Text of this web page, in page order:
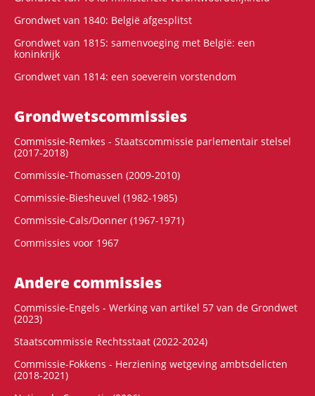
Grondwet van 1840: België afgesplitst
Grondwet van 1815: samenvoeging met België: een
koninkrijk
Grondwet van 1814: een soeverein vorstendom
Grondwets­commissies
Commissie-Remkes - Staatscommissie parlementair stelsel
(2017-2018)
Commissie-Thomassen (2009-2010)
Commissie-Biesheuvel (1982-1985)
Commissie-Cals/Donner (1967-1971)
Commissies voor 1967
Andere commissies
Commissie-Engels - Werking van artikel 57 van de Grondwet
(2023)
Staatscommissie Rechtsstaat (2022-2024)
Commissie-Fokkens - Herziening wetgeving ambtsdelicten
(2018-2021)